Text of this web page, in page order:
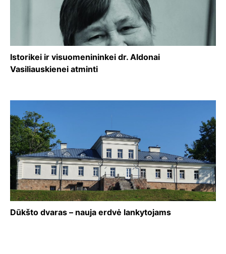
Istorikei ir visuomenininkei dr. Aldonai
Vasiliauskienei atminti
Dūkšto dvaras – nauja erdvė lankytojams